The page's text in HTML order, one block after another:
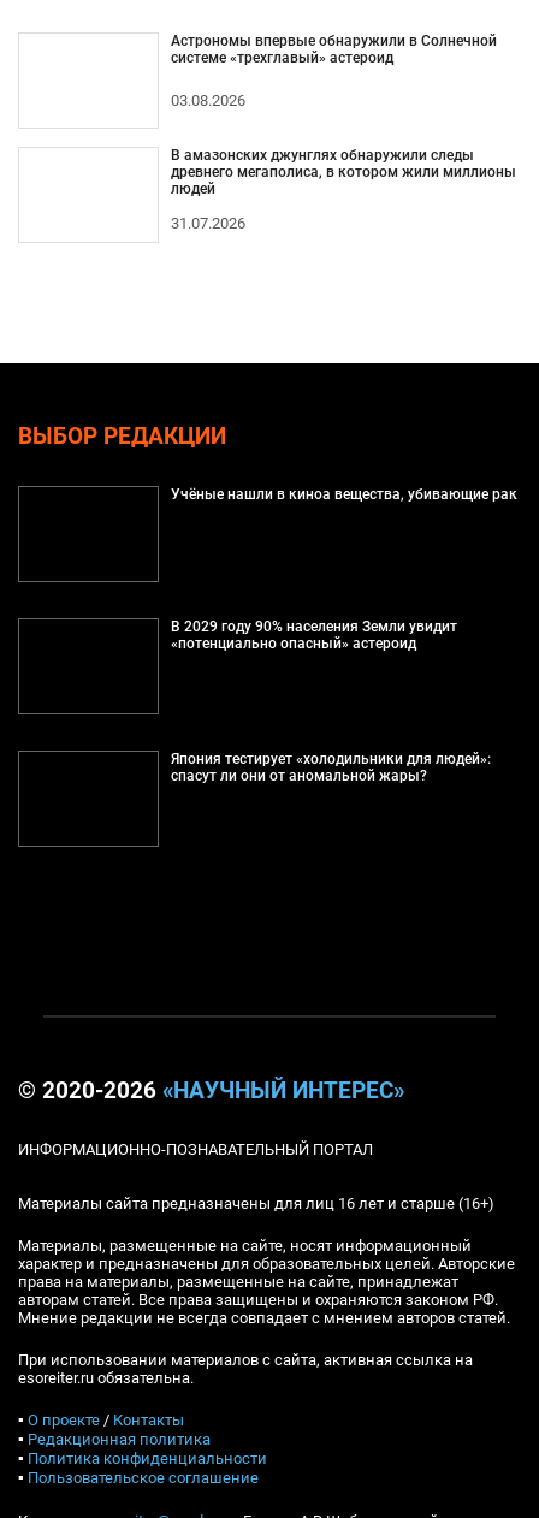
Астрономы впервые обнаружили в Солнечной
системе «трехглавый» астероид
03.08.2026
В амазонских джунглях обнаружили следы
древнего мегаполиса, в котором жили миллионы
людей
31.07.2026
ВЫБОР РЕДАКЦИИ
Учёные нашли в киноа вещества, убивающие рак
В 2029 году 90% населения Земли увидит
«потенциально опасный» астероид
Япония тестирует «холодильники для людей»:
спасут ли они от аномальной жары?
© 2020-2026 «НАУЧНЫЙ ИНТЕРЕС»
ИНФОРМАЦИОННО-ПОЗНАВАТЕЛЬНЫЙ ПОРТАЛ
Материалы сайта предназначены для лиц 16 лет и старше (16+)
Материалы, размещенные на сайте, носят информационный
характер и предназначены для образовательных целей. Авторские
права на материалы, размещенные на сайте, принадлежат
авторам статей. Все права защищены и охраняются законом РФ.
Мнение редакции не всегда совпадает с мнением авторов статей.
При использовании материалов с сайта, активная ссылка на
esoreiter.ru обязательна.
▪ О проекте / Контакты
▪ Редакционная политика
▪ Политика конфиденциальности
▪ Пользовательское соглашение